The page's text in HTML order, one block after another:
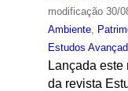
modificação30/
Ambiente,
Estudos
Lançada
da revista